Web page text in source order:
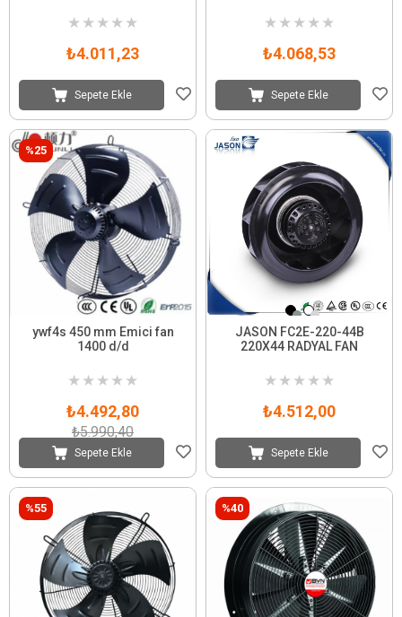
★ ★ ★ ★ ★
₺4.011,23
Sepete Ekle
★ ★ ★ ★ ★
₺4.068,53
Sepete Ekle
ywf4s 450 mm Emici fan
1400 d/d
★ ★ ★ ★ ★
₺4.492,80
₺5.990,40
Sepete Ekle
%25
JASON FC2E-220-44B
220X44 RADYAL FAN
★ ★ ★ ★ ★
₺4.512,00
Sepete Ekle
%55 %40